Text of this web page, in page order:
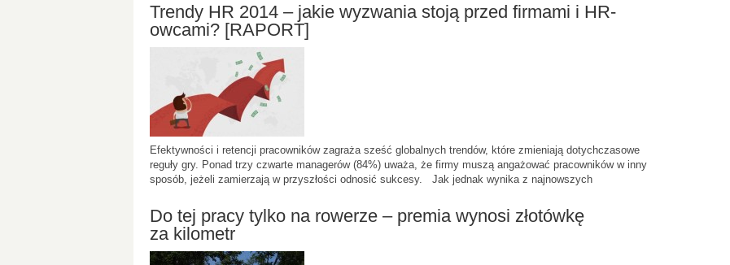
Trendy HR 2014 – jakie wyzwania stoją przed firmami i HR-
owcami? [RAPORT]
Efektywności i retencji pracowników zagraża sześć globalnych trendów, które zmieniają dotychczasowe
reguły gry. Ponad trzy czwarte managerów (84%) uważa, że firmy muszą angażować pracowników w inny
sposób, jeżeli zamierzają w przyszłości odnosić sukcesy. Jak jednak wynika z najnowszych
Do tej pracy tylko na rowerze – premia wynosi złotówkę
za kilometr